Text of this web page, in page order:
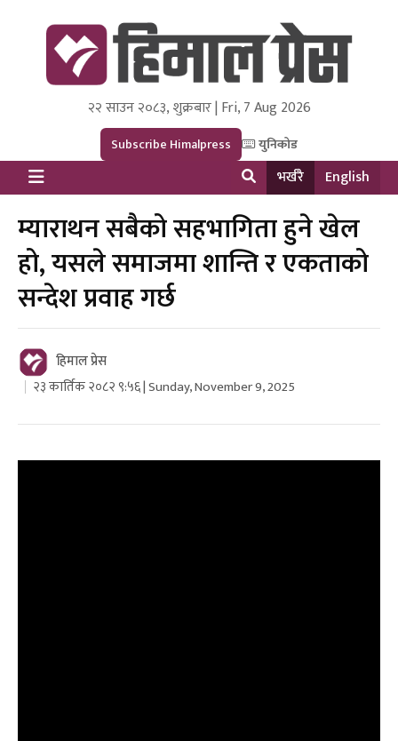
Himal Press
Dot NewsyNepal Media and Research Pvt Ltd.
२२ साउन २०८३, शुक्रबार | Fri, 7 Aug 2026
Subscribe Himalpress युनिकोड
भर्खरै English
म्याराथन सबैको सहभागिता हुने खेल
हो, यसले समाजमा शान्ति र एकताको
सन्देश प्रवाह गर्छ
हिमाल प्रेस
२३ कार्तिक २०८२ ९:५६ | Sunday, November 9, 2025